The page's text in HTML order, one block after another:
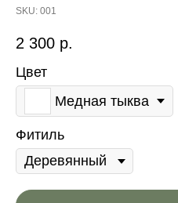
SKU: 001
2 300 р.
Цвет
Медная тыква
Фитиль